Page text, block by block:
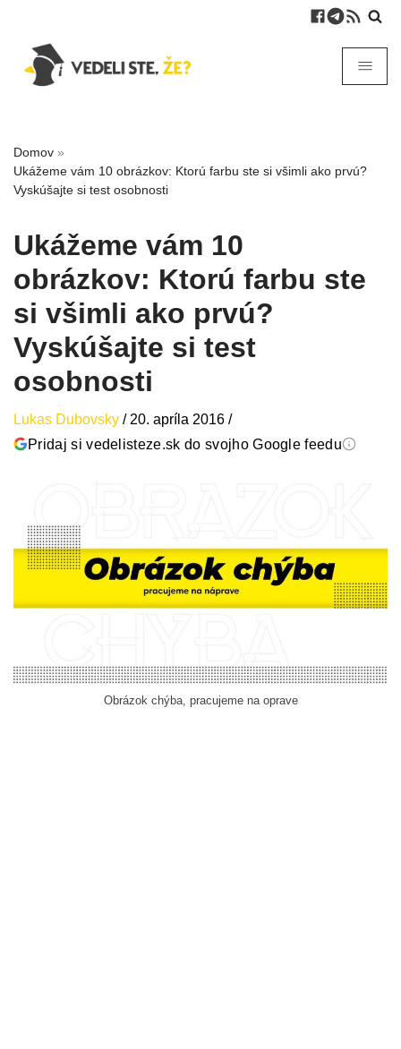
Domov »
Ukážeme vám 10 obrázkov: Ktorú farbu ste si všimli ako prvú?
Vyskúšajte si test osobnosti
Ukážeme vám 10
obrázkov: Ktorú farbu ste
si všimli ako prvú?
Vyskúšajte si test
osobnosti
Lukas Dubovsky / 20. apríla 2016 /
Pridaj si vedelisteze.sk do svojho Google feedu
Obrázok chýba, pracujeme na oprave